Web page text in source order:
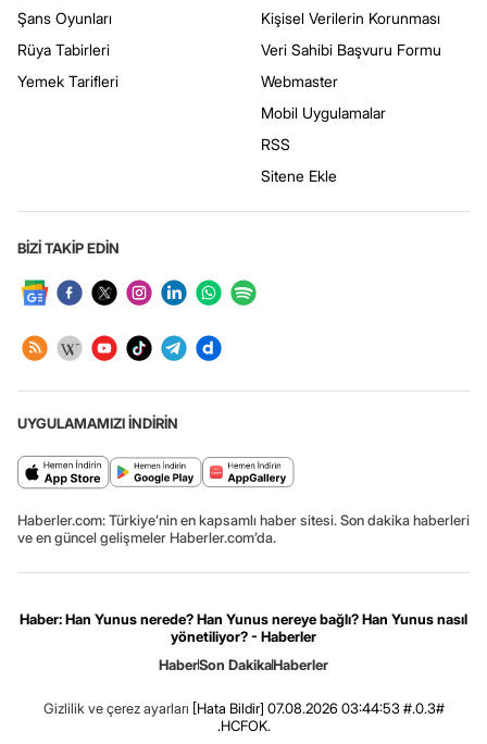
Şans Oyunları
Rüya Tabirleri
Yemek Tarifleri
Kişisel Verilerin Korunması
Veri Sahibi Başvuru Formu
Webmaster
Mobil Uygulamalar
RSS
Sitene Ekle
BİZİ TAKİP EDİN
UYGULAMAMIZI İNDİRİN
Haberler.com: Türkiye’nin en kapsamlı haber sitesi. Son dakika haberleri
ve en güncel gelişmeler Haberler.com’da.
Haber: Han Yunus nerede? Han Yunus nereye bağlı? Han Yunus nasıl
yönetiliyor? - Haberler
HaberSon DakikaHaberler
Gizlilik ve çerez ayarları [Hata Bildir] 07.08.2026 03:44:53 #.0.3#
.HCFOK.